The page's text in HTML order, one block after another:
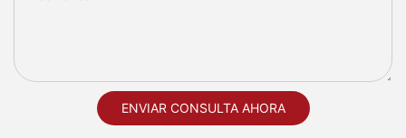
ENVIAR CONSULTA AHORA